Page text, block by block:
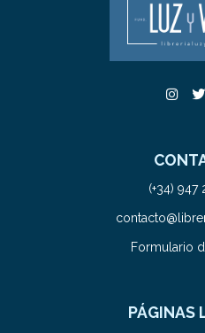
(+34) 947
Formulario
PÁGINAS